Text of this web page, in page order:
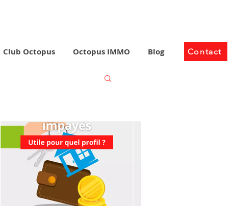
Club Octopus Octopus IMMO Blog Contact